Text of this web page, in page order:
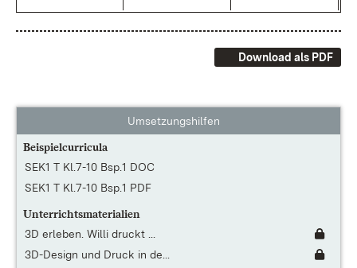
Download als PDF
Umsetzungshilfen
Beispielcurricula
SEK1 T Kl.7-10 Bsp.1 DOC
SEK1 T Kl.7-10 Bsp.1 PDF
Unterrichtsmaterialien
3D erleben. Willi druckt ...
3D-Design und Druck in de...